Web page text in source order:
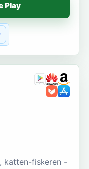
Play
katten-fiskeren -